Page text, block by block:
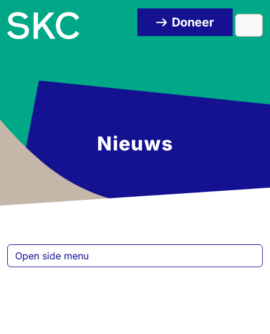
Doneer
Nieuws
Open side menu